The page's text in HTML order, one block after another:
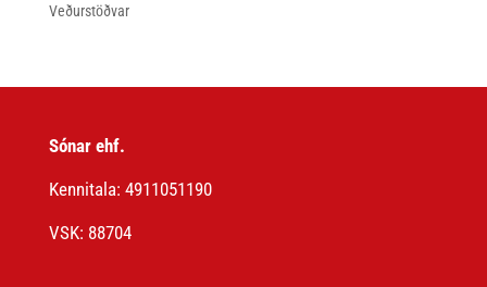
Veðurstöðvar
Sónar ehf.
Kennitala: 4911051190
VSK: 88704